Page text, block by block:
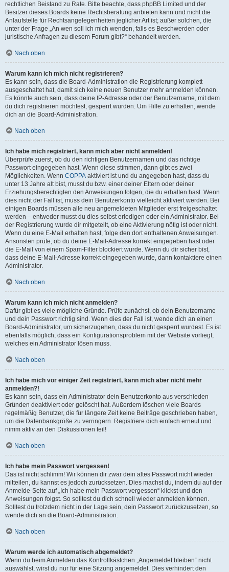
rechtlichen Beistand zu Rate. Bitte beachte, dass phpBB Limited und der
Besitzer dieses Boards keine Rechtsberatung anbieten kann und nicht die
Anlaufstelle für Rechtsangelegenheiten jeglicher Art ist; außer solchen, die
unter der Frage „An wen soll ich mich wenden, falls es Beschwerden oder
juristische Anfragen zu diesem Forum gibt?“ behandelt werden.
Nach oben
Warum kann ich mich nicht registrieren?
Es kann sein, dass die Board-Administration die Registrierung komplett
ausgeschaltet hat, damit sich keine neuen Benutzer mehr anmelden können.
Es könnte auch sein, dass deine IP-Adresse oder der Benutzername, mit dem
du dich registrieren möchtest, gesperrt wurden. Um Hilfe zu erhalten, wende
dich an die Board-Administration.
Nach oben
Ich habe mich registriert, kann mich aber nicht anmelden!
Überprüfe zuerst, ob du den richtigen Benutzernamen und das richtige
Passwort eingegeben hast. Wenn diese stimmen, dann gibt es zwei
Möglichkeiten. Wenn COPPA aktiviert ist und du angegeben hast, dass du
unter 13 Jahre alt bist, musst du bzw. einer deiner Eltern oder deiner
Erziehungsberechtigten den Anweisungen folgen, die du erhalten hast. Wenn
dies nicht der Fall ist, muss dein Benutzerkonto vielleicht aktiviert werden. Bei
einigen Boards müssen alle neu angemeldeten Mitglieder erst freigeschaltet
werden – entweder musst du dies selbst erledigen oder ein Administrator. Bei
der Registrierung wurde dir mitgeteilt, ob eine Aktivierung nötig ist oder nicht.
Wenn du eine E-Mail erhalten hast, folge den dort enthaltenen Anweisungen.
Ansonsten prüfe, ob du deine E-Mail-Adresse korrekt eingegeben hast oder
die E-Mail von einem Spam-Filter blockiert wurde. Wenn du dir sicher bist,
dass deine E-Mail-Adresse korrekt eingegeben wurde, dann kontaktiere einen
Administrator.
Nach oben
Warum kann ich mich nicht anmelden?
Dafür gibt es viele mögliche Gründe. Prüfe zunächst, ob dein Benutzername
und dein Passwort richtig sind. Wenn dies der Fall ist, wende dich an einen
Board-Administrator, um sicherzugehen, dass du nicht gesperrt wurdest. Es ist
ebenfalls möglich, dass ein Konfigurationsproblem mit der Website vorliegt,
welches ein Administrator lösen muss.
Nach oben
Ich habe mich vor einiger Zeit registriert, kann mich aber nicht mehr
anmelden?!
Es kann sein, dass ein Administrator dein Benutzerkonto aus verschieden
Gründen deaktiviert oder gelöscht hat. Außerdem löschen viele Boards
regelmäßig Benutzer, die für längere Zeit keine Beiträge geschrieben haben,
um die Datenbankgröße zu verringern. Registriere dich einfach erneut und
nimm aktiv an den Diskussionen teil!
Nach oben
Ich habe mein Passwort vergessen!
Das ist nicht schlimm! Wir können dir zwar dein altes Passwort nicht wieder
mitteilen, du kannst es jedoch zurücksetzen. Dies machst du, indem du auf der
Anmelde-Seite auf „Ich habe mein Passwort vergessen“ klickst und den
Anweisungen folgst. So solltest du dich schnell wieder anmelden können.
Solltest du trotzdem nicht in der Lage sein, dein Passwort zurückzusetzen, so
wende dich an die Board-Administration.
Nach oben
Warum werde ich automatisch abgemeldet?
Wenn du beim Anmelden das Kontrollkästchen „Angemeldet bleiben“ nicht
auswählst, wirst du nur für eine Sitzung angemeldet. Dies verhindert den